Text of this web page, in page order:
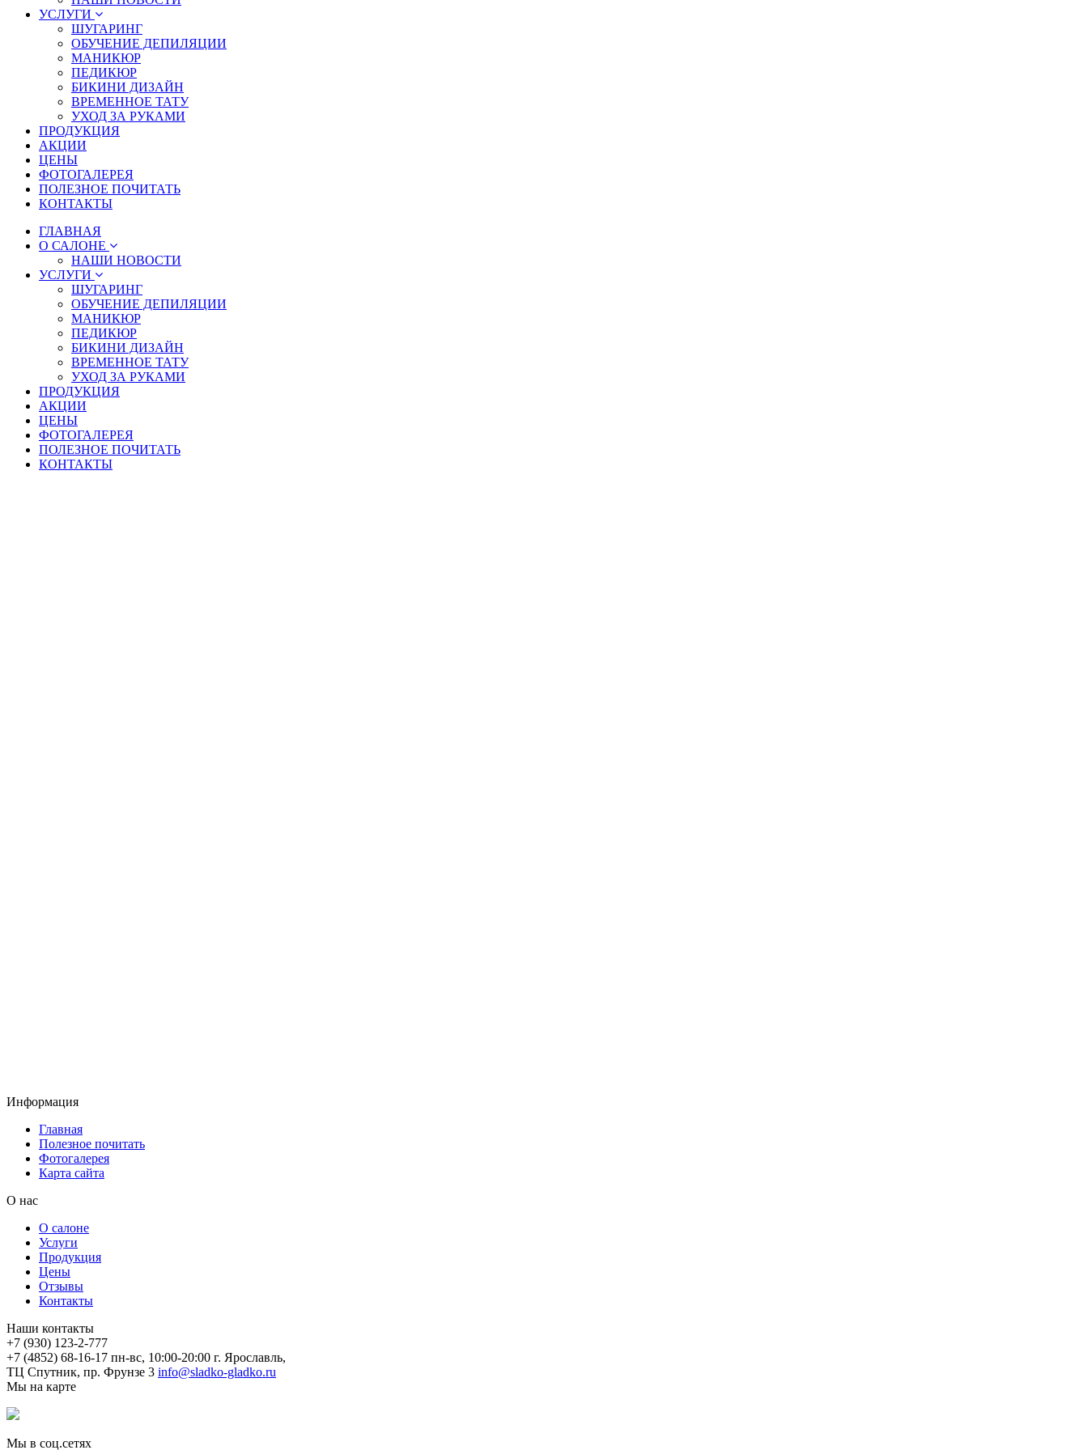
УСЛУГИ
ШУГАРИНГ
ОБУЧЕНИЕ ДЕПИЛЯЦИИ
МАНИКЮР
ПЕДИКЮР
БИКИНИ ДИЗАЙН
ВРЕМЕННОЕ ТАТУ
УХОД ЗА РУКАМИ
ПРОДУКЦИЯ
АКЦИИ
ЦЕНЫ
ФОТОГАЛЕРЕЯ
ПОЛЕЗНОЕ ПОЧИТАТЬ
КОНТАКТЫ
ГЛАВНАЯ
О САЛОНЕ
НАШИ НОВОСТИ
УСЛУГИ
ШУГАРИНГ
ОБУЧЕНИЕ ДЕПИЛЯЦИИ
МАНИКЮР
ПЕДИКЮР
БИКИНИ ДИЗАЙН
ВРЕМЕННОЕ ТАТУ
УХОД ЗА РУКАМИ
ПРОДУКЦИЯ
АКЦИИ
ЦЕНЫ
ФОТОГАЛЕРЕЯ
ПОЛЕЗНОЕ ПОЧИТАТЬ
КОНТАКТЫ
Информация
Главная
Полезное почитать
Фотогалерея
Карта сайта
О нас
О салоне
Услуги
Продукция
Цены
Отзывы
Контакты
Наши контакты
+7 (930) 123-2-777
+7 (4852) 68-16-17 пн-вс, 10:00-20:00 г. Ярославль,
ТЦ Спутник, пр. Фрунзе 3 info@sladko-gladko.ru
Мы на карте
Мы в соц.сетях